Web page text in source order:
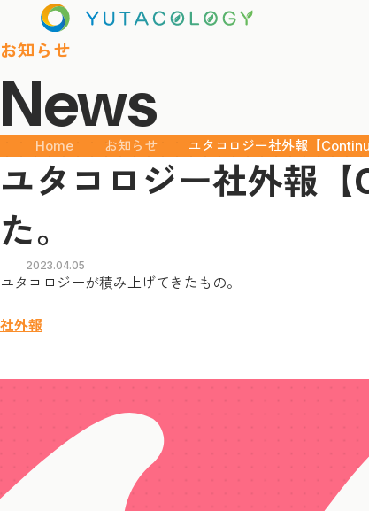
お知らせ
News
Home お知らせ ユタコロジー社外報【
ユタコロジー社外報
た。
2023.04.05
ユタコロジーが積み上げてきたもの。
社外報